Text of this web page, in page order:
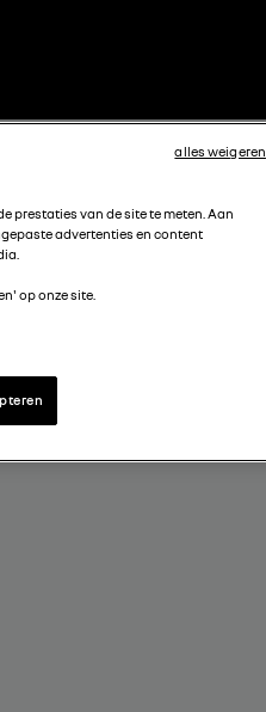
prestaties van de site te meten. Aan
advertenties en content
op onze site.
alles weigeren